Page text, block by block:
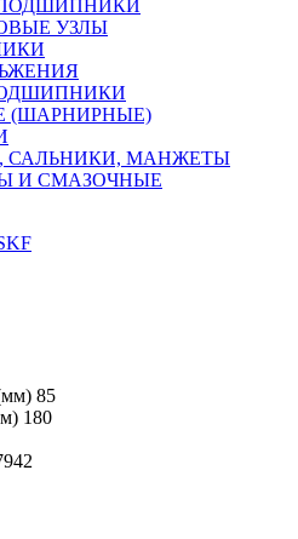
УЗЛЫ
(ШАРНИРНЫЕ)
САЛЬНИКИ, МАНЖЕТЫ
И СМАЗОЧНЫЕ
85
180